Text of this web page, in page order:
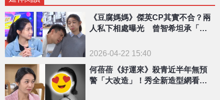
《豆腐媽媽》傑英CP其實不合？兩
人私下相處曝光 曾智希坦承「我
2026-04-22 15:40
何蓓蓓《好運來》殺青近半年無預
警「大改造」！秀全新造型網看